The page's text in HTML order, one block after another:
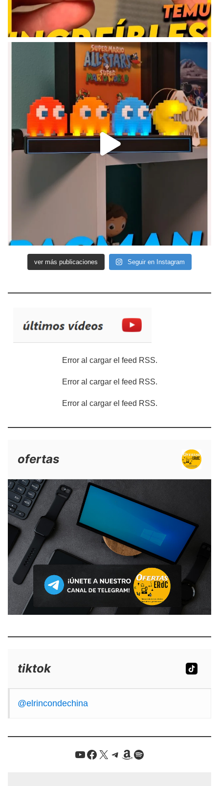
ver más publicaciones Seguir en Instagram
Error al cargar el feed RSS.
Error al cargar el feed RSS.
Error al cargar el feed RSS.
ofertas
tiktok
@elrincondechina
YouTube Facebook X / Twitter Telegram Amazon Spotify